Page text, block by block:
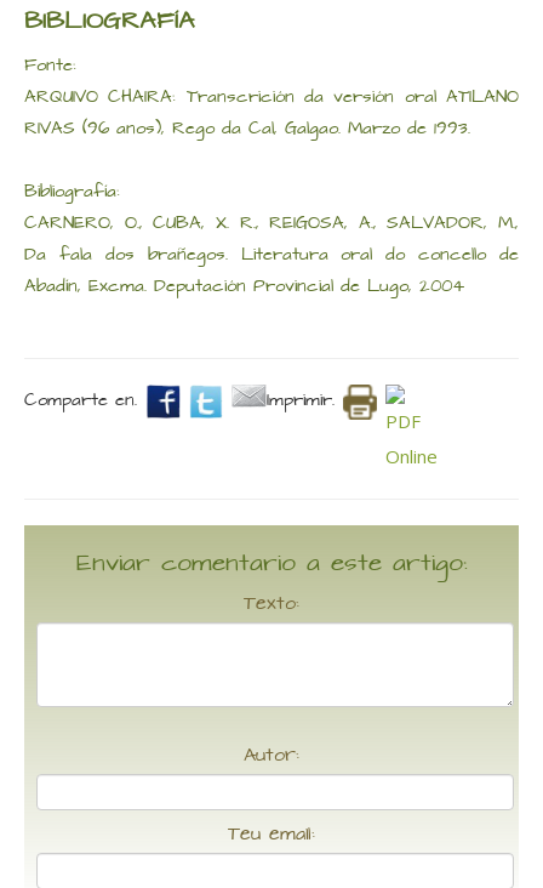
BIBLIOGRAFÍA
Fonte:
ARQUIVO CHAIRA: Transcrición da versión oral ATILANO
RIVAS (96 anos), Rego da Cal, Galgao. Marzo de 1993.
Bibliografía:
CARNERO, O., CUBA, X. R., REIGOSA, A., SALVADOR, M.,
Da fala dos brañegos. Literatura oral do concello de
Abadín, Excma. Deputación Provincial de Lugo, 2004
Comparte en. Imprimir.
Enviar comentario a este artigo:
Texto:
Autor:
Teu email: